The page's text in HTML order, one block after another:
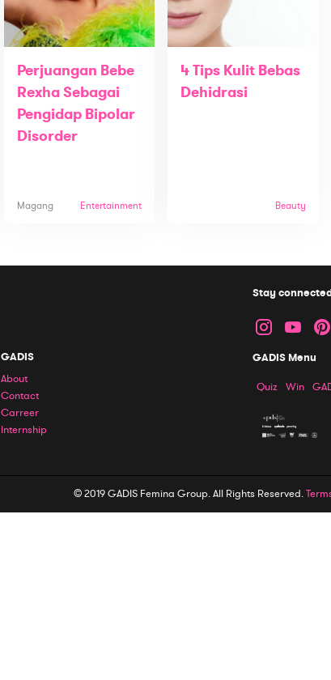
Perjuangan Bebe
Rexha Sebagai
Pengidap Bipolar
Disorder
Magang Entertainment
4 Tips Kulit Bebas
Dehidrasi
Beauty
GADIS
About
Contact
Carreer
Internship
Stay
GADIS Menu
Quiz Win
© 2019 GADIS Femina Group. All Rights Reserved.